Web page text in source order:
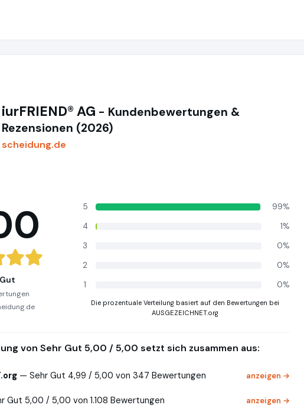
iurFRIEND® AG - Kundenbewertungen &
Rezensionen (2026)
scheidung.de
5
99%
4
1%
3
0%
2
0%
1
0%
Die prozentuale Verteilung basiert auf den Bewertungen bei
AUSGEZEICHNET.org
von Sehr Gut 5,00 / 5,00 setzt sich zusammen aus:
— Sehr Gut 4,99 / 5,00 von 347 Bewertungen anzeigen →
Gut 5,00 / 5,00 von 1.108 Bewertungen anzeigen →